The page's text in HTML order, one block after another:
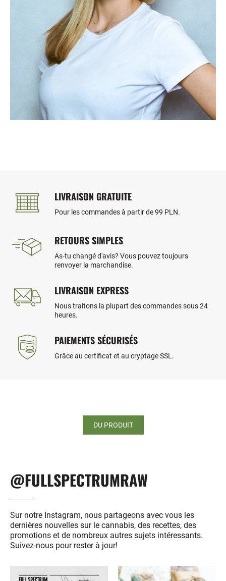
LIVRAISON GRATUITE
Pour les commandes à partir de 99 PLN.
RETOURS SIMPLES
As-tu changé d'avis? Vous pouvez toujours
renvoyer la marchandise.
LIVRAISON EXPRESS
Nous traitons la plupart des commandes sous 24
heures.
PAIEMENTS SÉCURISÉS
Grâce au certificat et au cryptage SSL.
DU PRODUIT
@FULLSPECTRUMRAW
Sur notre Instagram, nous partageons avec vous les
dernières nouvelles sur le cannabis, des recettes, des
promotions et de nombreux autres sujets intéressants.
Suivez-nous pour rester à jour!